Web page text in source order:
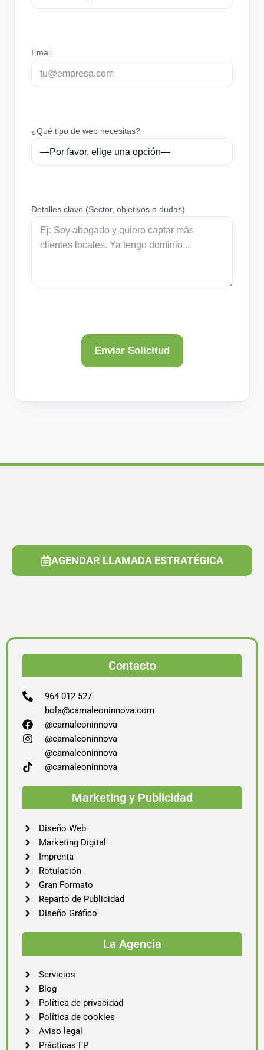
Email
¿Qué tipo de web necesitas?
Detalles clave (Sector, objetivos o dudas)
AGENDAR LLAMADA ESTRATÉGICA
Contacto
964 012 527
hola@camaleoninnova.com
@camaleoninnova
@camaleoninnova
@camaleoninnova
@camaleoninnova
Marketing y Publicidad
Diseño Web
Marketing Digital
Imprenta
Rotulación
Gran Formato
Reparto de Publicidad
Diseño Gráfico
La Agencia
Servicios
Blog
Política de privacidad
Política de cookies
Aviso legal
Prácticas FP